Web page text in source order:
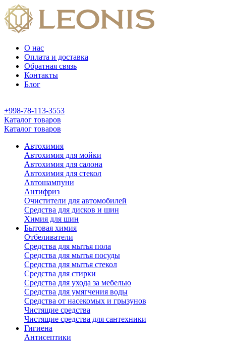
О нас
Оплата и доставка
Обратная связь
Контакты
Блог
+998-78-113-3553
Каталог товаров
Каталог товаров
Автохимия
Автохимия для мойки
Автохимия для салона
Автохимия для стекол
Автошампуни
Антифриз
Очистители для автомобилей
Средства для дисков и шин
Химия для шин
Бытовая химия
Отбеливатели
Средства для мытья пола
Средства для мытья посуды
Средства для мытья стекол
Средства для стирки
Средства для ухода за мебелью
Средства для умягчения воды
Средства от насекомых и грызунов
Чистящие средства
Чистящие средства для сантехники
Гигиена
Антисептики